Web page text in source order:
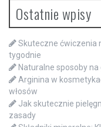
Ostatnie wpisy
Skuteczne ćwiczenia
tygodnie
Naturalne sposoby
Arginina w
włosów
Jak skutecznie
zasady